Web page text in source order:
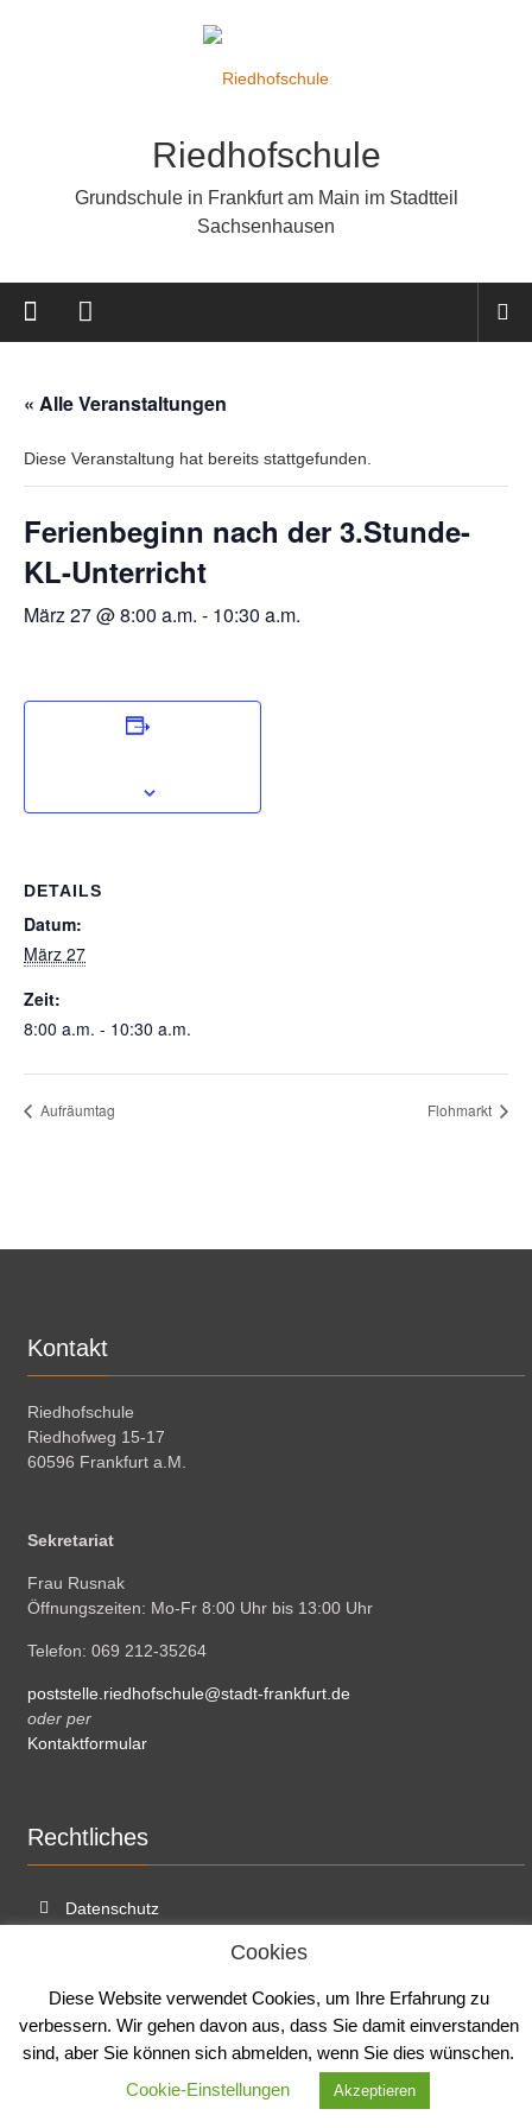
Riedhofschule
Grundschule in Frankfurt am Main im Stadtteil
Sachsenhausen
« Alle Veranstaltungen
Diese Veranstaltung hat bereits stattgefunden.
Ferienbeginn nach der 3.Stunde-
KL-Unterricht
März 27 @ 8:00 a.m. - 10:30 a.m.
DETAILS
Datum:
März 27
Zeit:
8:00 a.m. - 10:30 a.m.
Aufräumtag Flohmarkt
Kontakt
Riedhofschule
Riedhofweg 15-17
60596 Frankfurt a.M.
Sekretariat
Frau Rusnak
Öffnungszeiten: Mo-Fr 8:00 Uhr bis 13:00 Uhr
Telefon: 069 212-35264
poststelle.riedhofschule@stadt-frankfurt.de
oder per
Kontaktformular
Rechtliches
Datenschutz
Cookies
Diese Website verwendet Cookies, um Ihre Erfahrung zu
verbessern. Wir gehen davon aus, dass Sie damit einverstanden
sind, aber Sie können sich abmelden, wenn Sie dies wünschen.
Cookie-Einstellungen
Akzeptieren